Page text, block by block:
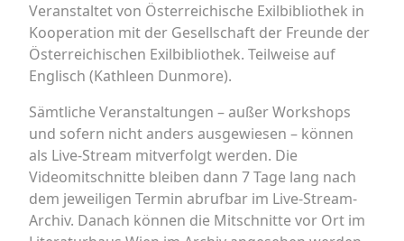
Veranstaltet von Österreichische Exilbibliothek in
Kooperation mit der Gesellschaft der Freunde der
Österreichischen Exilbibliothek. Teilweise auf
Englisch (Kathleen Dunmore).
Sämtliche Veranstaltungen – außer Workshops
und sofern nicht anders ausgewiesen – können
als Live-Stream mitverfolgt werden. Die
Videomitschnitte bleiben dann 7 Tage lang nach
dem jeweiligen Termin abrufbar im Live-Stream-
Archiv. Danach können die Mitschnitte vor Ort im